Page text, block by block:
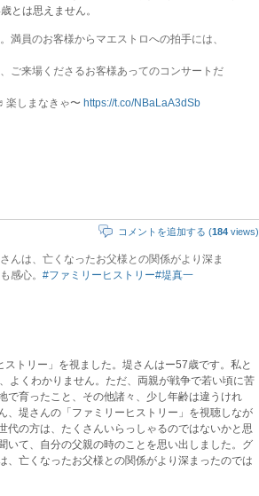
とは思えません。
満員のお客様からマエストロへの拍手には、
ご来場くださるお客様あってのコンサートだ
楽しまなきゃ〜 https://t.co/NBaLaA3dSb
コメントを追加する (184 views)
んは、亡くなったお父様との関係がより深ま
感心。 #ファミリーヒストリー#堤真一
トリー」を視ました。堤さんはー57歳です。私と
よくわかりません。ただ、両親が戦争で若い頃に苦
で育ったこと、その他諸々、少し年齢は違うけれ
、堤さんの「ファミリーヒストリー」を視聴しなが
代の方は、たくさんいらっしゃるのではないかと思
いて、自分の父親の時のことを思い出しました。グ
、亡くなったお父様との関係がより深まったのでは